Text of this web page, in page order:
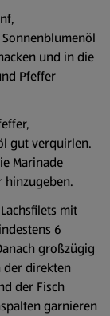
und in die
Pfeffer
gut verquirlen.
Marinade
hinzugeben.
mit
6
großzügig
der direkten
der Fisch
garnieren